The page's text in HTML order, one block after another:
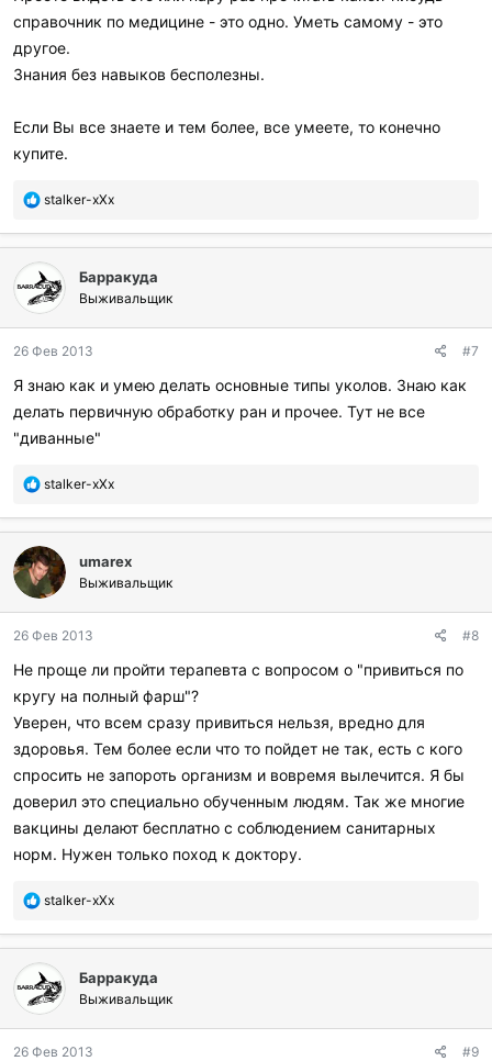
справочник по медицине - это одно. Уметь самому - это
другое.
Знания без навыков бесполезны.
Если Вы все знаете и тем более, все умеете, то конечно
купите.
П
б
а
г
о
а
и
л
и
stalker-xXx
Барракуда
Выживальщик
26 Фев 2013 #7
Я знаю как и умею делать основные типы уколов. Знаю как
делать первичную обработку ран и прочее. Тут не все
"диванные"
П
б
а
г
о
а
и
л
и
stalker-xXx
umarex
Выживальщик
26 Фев 2013 #8
Не проще ли пройти терапевта с вопросом о "привиться по
кругу на полный фарш"?
Уверен, что всем сразу привиться нельзя, вредно для
здоровья. Тем более если что то пойдет не так, есть с кого
спросить не запороть организм и вовремя вылечится. Я бы
доверил это специально обученным людям. Так же многие
вакцины делают бесплатно с соблюдением санитарных
норм. Нужен только поход к доктору.
П
б
а
г
о
а
stalker-xXx
Барракуда
Выживальщик
26 Фев 2013 #9